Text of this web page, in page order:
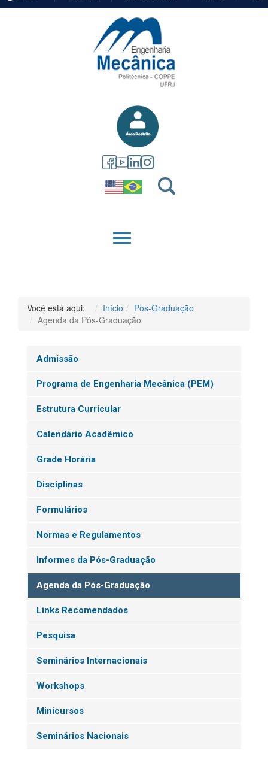
PARA
CONTEÚDO
QUEM SOMOS
Você está aqui: Início
Pós-Graduação
Agenda da Pós-Graduação
Admissão
Programa de Engenharia Mecânica (PEM)
Estrutura Curricular
Calendário Acadêmico
Grade Horária
Disciplinas
Formulários
Normas e Regulamentos
Informes da Pós-Graduação
Agenda da Pós-Graduação
Links Recomendados
Pesquisa
Seminários Internacionais
Workshops
Minicursos
Seminários Nacionais